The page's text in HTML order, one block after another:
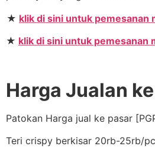
★ klik di sini untuk pemesanan
★ klik di sini untuk pemesanan
Harga Jualan
Patokan Harga jual ke pasar
Teri crispy berkisar 20rb-25rb/